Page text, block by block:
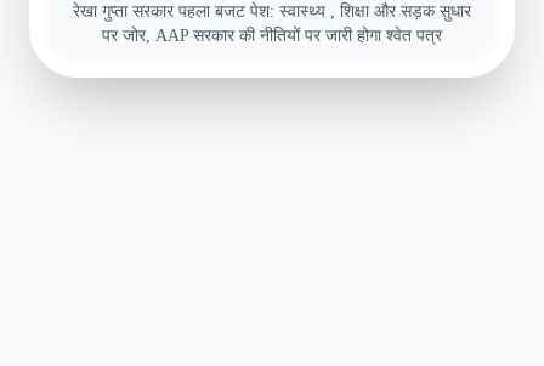
रेखा गुप्ता सरकार पहला बजट पेश: स्वास्थ्य , शिक्षा और सड़क सुधार
पर जोर, AAP सरकार की नीतियों पर जारी होगा श्वेत पत्र